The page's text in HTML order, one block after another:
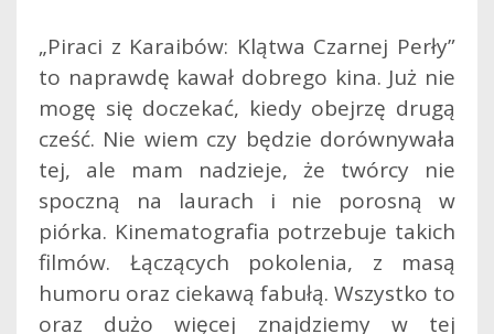
„Piraci z Karaibów: Klątwa Czarnej Perły”
to naprawdę kawał dobrego kina. Już nie
mogę się doczekać, kiedy obejrzę drugą
cześć. Nie wiem czy będzie dorównywała
tej, ale mam nadzieje, że twórcy nie
spoczną na laurach i nie porosną w
piórka. Kinematografia potrzebuje takich
filmów. Łączących pokolenia, z masą
humoru oraz ciekawą fabułą. Wszystko to
oraz dużo więcej znajdziemy w tej